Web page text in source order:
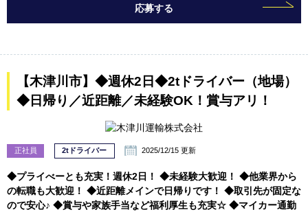
応募する
【木津川市】◆週休2日◆2tドライバー（地場）
◆日帰り／近距離／未経験OK！賞与アリ！
正社員 2tドライバー 2025/12/15 更新
◆プライべーとも充実！週休2日！ ◆未経験大歓迎！ ◆他業界から
の転職も大歓迎！ ◆近距離メインで日帰りです！ ◆取引先が固定な
ので安心♪ ◆賞与や家族手当など福利厚生も充実☆ ◆マイカー通勤